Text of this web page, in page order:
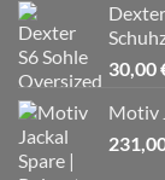
30,00
Motiv